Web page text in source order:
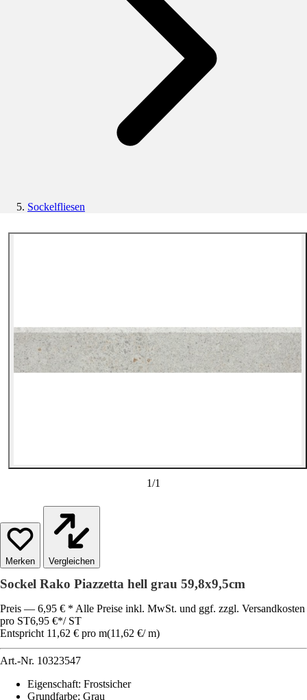
Sockelfliesen
1/1
Vergleichen
Sockel Rako Piazzetta hell grau 59,8x9,5cm
Preis — 6,95 € * Alle Preise inkl. MwSt. und ggf. zzgl. Versandkosten
pro ST6,95 €*/ ST
Entspricht 11,62 € pro m(11,62 €/ m)
Art.-Nr. 10323547
Eigenschaft: Frostsicher
Grundfarbe: Grau